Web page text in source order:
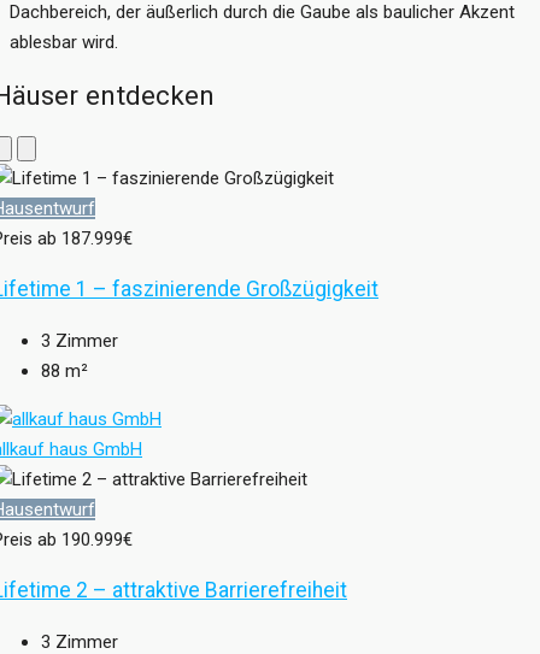
Dachbereich, der äußerlich durch die Gaube als baulicher Akzent
ablesbar wird.
entdecken
ab 187.999€
1 – faszinierende Großzügigkeit
3 Zimmer
88 m²
haus GmbH
ab 190.999€
2 – attraktive Barrierefreiheit
3 Zimmer